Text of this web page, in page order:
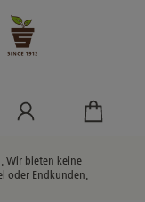
hast 0 Produkte
Wir bieten keine
oder Endkunden.